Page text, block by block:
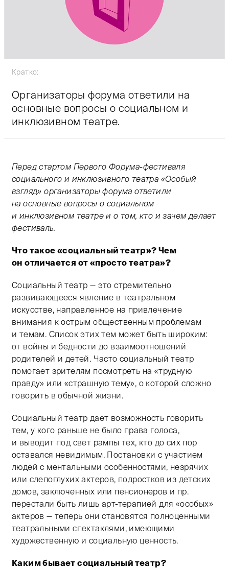
Кратко:
Организаторы форума ответили на
основные вопросы о социальном и
инклюзивном театре.
Перед стартом Первого Форума-фестиваля
социального и инклюзивного театра «Особый
взгляд» организаторы форума ответили
на основные вопросы о социальном
и инклюзивном театре и о том, кто и зачем делает
фестиваль.
Что такое «социальный театр»? Чем
он отличается от «просто театра»?
Социальный театр — это стремительно
развивающееся явление в театральном
искусстве, направленное на привлечение
внимания к острым общественным проблемам
и темам. Список этих тем может быть широким:
от войны и бедности до взаимоотношений
родителей и детей. Часто социальный театр
помогает зрителям посмотреть на «трудную
правду» или «страшную тему», о которой сложно
говорить в обычной жизни.
Социальный театр дает возможность говорить
тем, у кого раньше не было права голоса,
и выводит под свет рампы тех, кто до сих пор
оставался невидимым. Постановки с участием
людей с ментальными особенностями, незрячих
или слепоглухих актеров, подростков из детских
домов, заключенных или пенсионеров и пр.
перестали быть лишь арт-терапией для «особых»
актеров — теперь они становятся полноценными
театральными спектаклями, имеющими
художественную и социальную ценность.
Каким бывает социальный театр?